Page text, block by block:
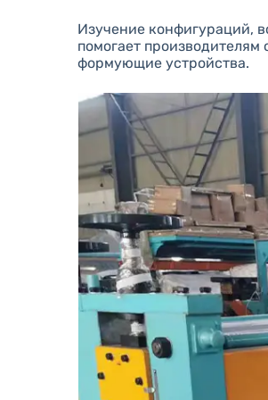
Изучение конфигураций,
помогает
формующие устройства.